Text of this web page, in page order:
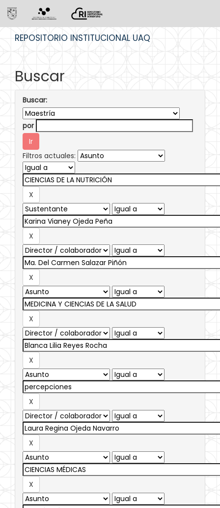
REPOSITORIO INSTITUCIONAL UAQ
Buscar
Buscar:
por
Filtros actuales: